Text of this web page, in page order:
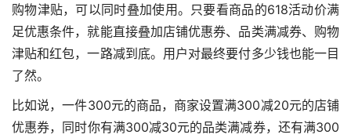
购物津贴，可以同时叠加使用。只要看商品的618活动价满
足优惠条件，就能直接叠加店铺优惠券、品类满减券、购物
津贴和红包，一路减到底。用户对最终要付多少钱也能一目
了然。
比如说，一件300元的商品，商家设置满300减20元的店铺
优惠券，同时你有满300减30元的品类满减券，还有满300